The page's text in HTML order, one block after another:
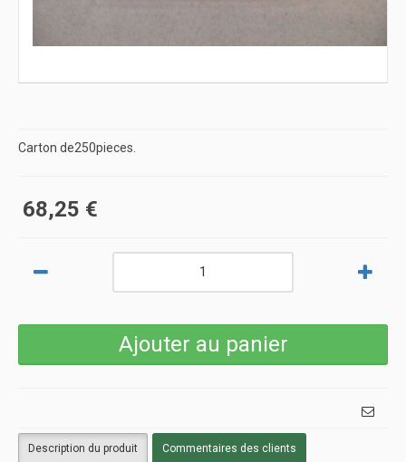
Carton de250pieces.
68,25 €
Description du produit Commentaires des clients